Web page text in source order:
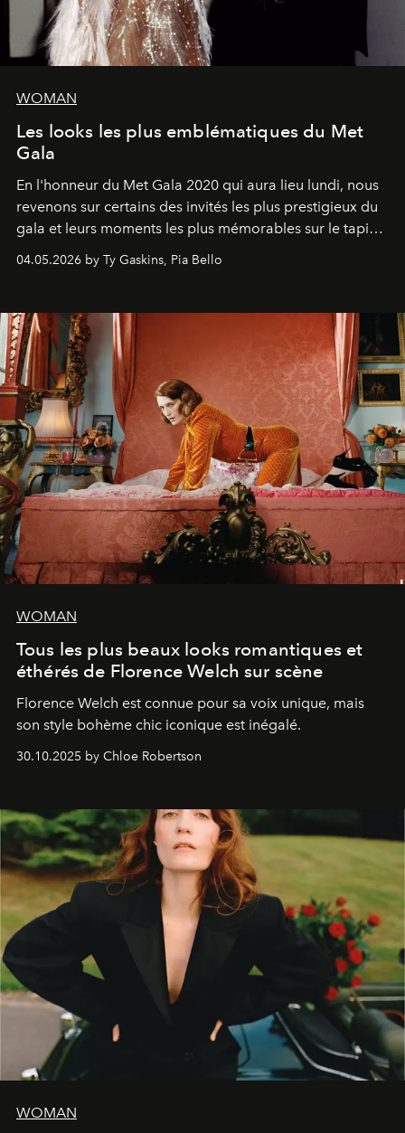
WOMAN
Les looks les plus emblématiques du Met
Gala
En l'honneur du Met Gala 2020 qui aura lieu lundi, nous
revenons sur certains des invités les plus prestigieux du
gala et leurs moments les plus mémorables sur le tapis
04.05.2026 by Ty Gaskins, Pia Bello
WOMAN
Tous les plus beaux looks romantiques et
éthérés de Florence Welch sur scène
Florence Welch est connue pour sa voix unique, mais
son style bohème chic iconique est inégalé.
30.10.2025 by Chloe Robertson
WOMAN